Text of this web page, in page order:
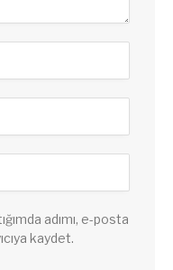
adımı, e-posta
kaydet.